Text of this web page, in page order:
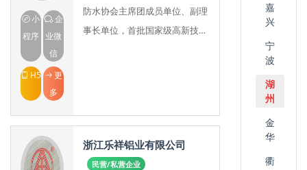
小
程序
企
业微
信
H5
更
多
防水协会主席团成员单位、副理
事长单位，首批国家级高新技术
浙江乐祥铝业有限公司
民营/私营企业
嘉
兴
宁
波
湖
州
金
华
衢